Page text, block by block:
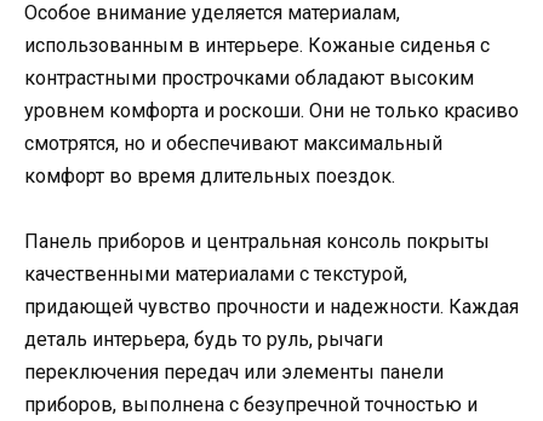
Особое внимание уделяется материалам,
использованным в интерьере. Кожаные сиденья с
контрастными прострочками обладают высоким
уровнем комфорта и роскоши. Они не только красиво
смотрятся, но и обеспечивают максимальный
комфорт во время длительных поездок.
Панель приборов и центральная консоль покрыты
качественными материалами с текстурой,
придающей чувство прочности и надежности. Каждая
деталь интерьера, будь то руль, рычаги
переключения передач или элементы панели
приборов, выполнена с безупречной точностью и